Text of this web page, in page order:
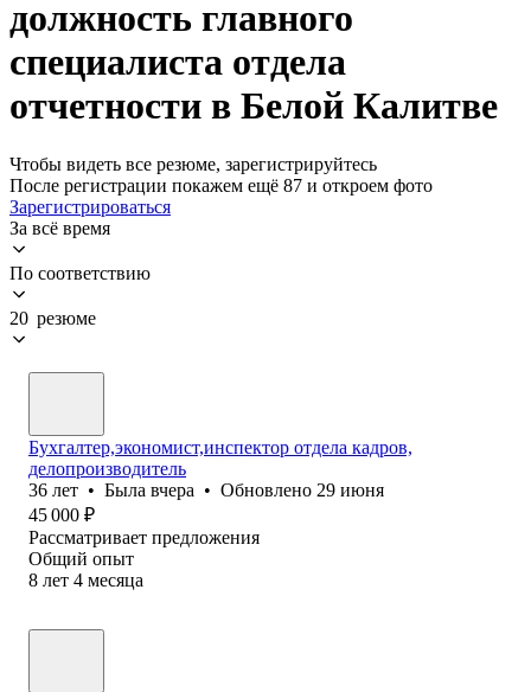
должность главного
специалиста отдела
отчетности в Белой Калитве
Чтобы видеть все резюме, зарегистрируйтесь
После регистрации покажем ещё 87 и откроем фото
Зарегистрироваться
За всё время
По соответствию
20 резюме
Бухгалтер,экономист,инспектор отдела кадров,
делопроизводитель
36 лет • Была вчера • Обновлено 29 июня
45 000 ₽
Рассматривает предложения
Общий опыт
8 лет 4 месяца